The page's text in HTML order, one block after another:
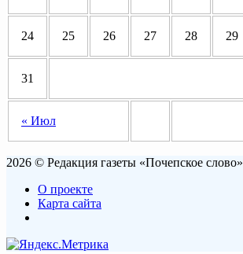
« Июл
24 25 26 27 28 29
31
2026 © Редакция газеты «Почепское слово»
О проекте
Карта сайта